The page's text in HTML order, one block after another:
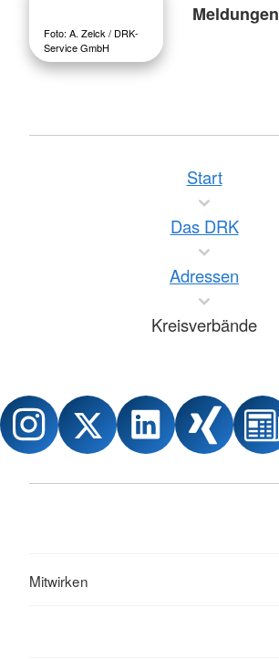
Foto: A. Zelck / DRK-
Service GmbH
Meldungen
Start
Das DRK
Adressen
Kreisverbände
Mitwirken